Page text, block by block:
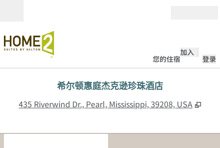
您的住宿
加入
登录
希尔顿惠庭杰克逊珍珠酒店
435 Riverwind Dr., Pearl, Mississippi, 39208, USA ,